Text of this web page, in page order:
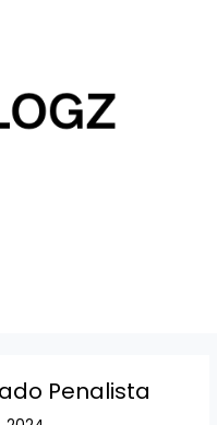
Penalista